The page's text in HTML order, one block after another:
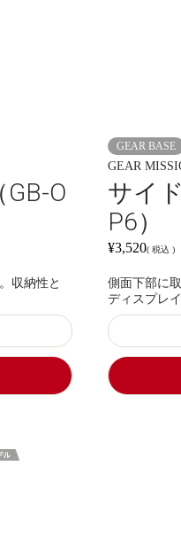
O
収納性と
GEAR BASE
GEAR
サイ
P6）
¥3,520 税込
側面下部に
ディスプレ